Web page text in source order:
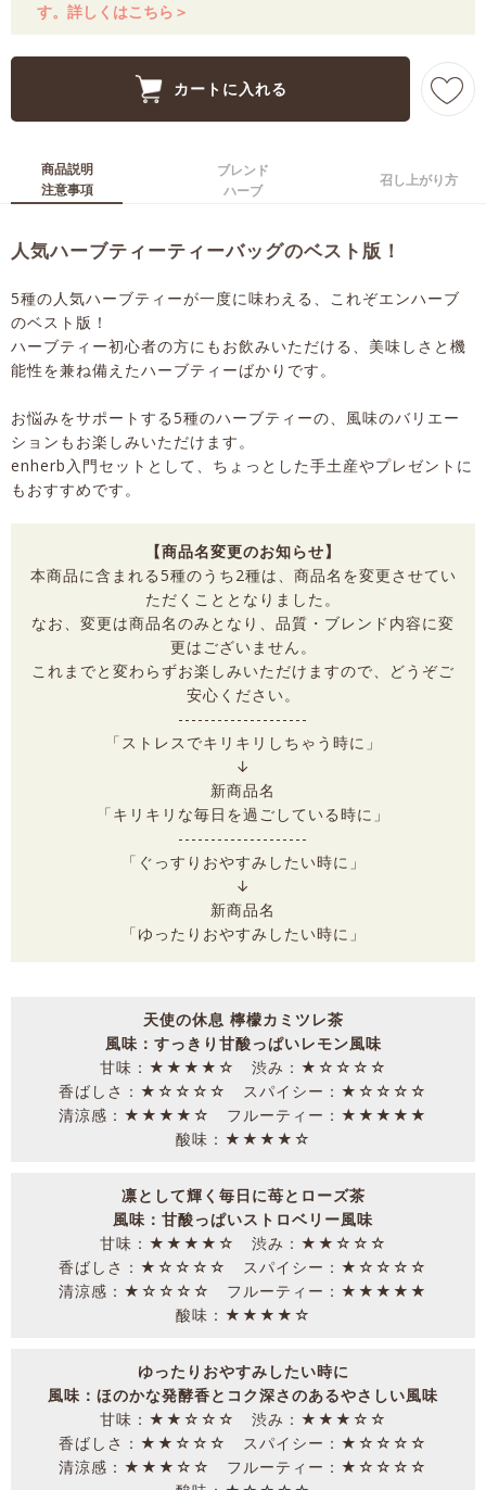
す。詳しくはこちら＞
商品説明
注意事項
ブレンド
ハーブ
召し上がり方
人気ハーブティーティーバッグのベスト版！
5種の人気ハーブティーが一度に味わえる、これぞエンハーブ
のベスト版！
ハーブティー初心者の方にもお飲みいただける、美味しさと機
能性を兼ね備えたハーブティーばかりです。
お悩みをサポートする5種のハーブティーの、風味のバリエー
ションもお楽しみいただけます。
enherb入門セットとして、ちょっとした手土産やプレゼントに
もおすすめです。
【商品名変更のお知らせ】
本商品に含まれる5種のうち2種は、商品名を変更させてい
ただくこととなりました。
なお、変更は商品名のみとなり、品質・ブレンド内容に変
更はございません。
これまでと変わらずお楽しみいただけますので、どうぞご
安心ください。
--------------------
「ストレスでキリキリしちゃう時に」
↓
新商品名
「キリキリな毎日を過ごしている時に」
--------------------
「ぐっすりおやすみしたい時に」
↓
新商品名
「ゆったりおやすみしたい時に」
天使の休息 檸檬カミツレ茶
風味：すっきり甘酸っぱいレモン風味
甘味：★★★★☆ 渋み：★☆☆☆☆
香ばしさ：★☆☆☆☆ スパイシー：★☆☆☆☆
清涼感：★★★★☆ フルーティー：★★★★★
酸味：★★★★☆
凛として輝く毎日に苺とローズ茶
風味：甘酸っぱいストロベリー風味
甘味：★★★★☆ 渋み：★★☆☆☆
香ばしさ：★☆☆☆☆ スパイシー：★☆☆☆☆
清涼感：★☆☆☆☆ フルーティー：★★★★★
酸味：★★★★☆
ゆったりおやすみしたい時に
風味：ほのかな発酵香とコク深さのあるやさしい風味
甘味：★★☆☆☆ 渋み：★★★☆☆
香ばしさ：★★☆☆☆ スパイシー：★☆☆☆☆
清涼感：★★★☆☆ フルーティー：★☆☆☆☆